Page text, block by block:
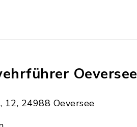
Oeversee
12, 24988 Oeversee